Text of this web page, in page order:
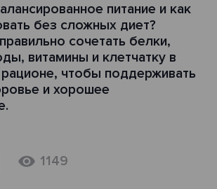
питание и как
без сложных диет?
сочетать белки,
витамины и клетчатку в
чтобы поддерживать
и хорошее
1149